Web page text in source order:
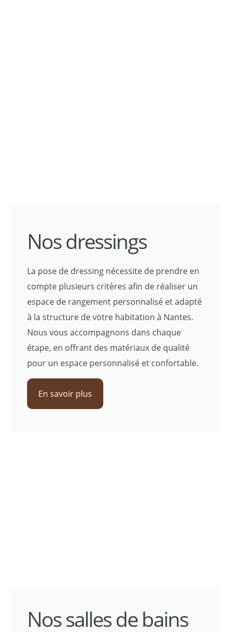
Nos dressings
La pose de dressing nécessite de prendre en
compte plusieurs critères afin de réaliser un
espace de rangement personnalisé et adapté
à la structure de votre habitation à Nantes.
Nous vous accompagnons dans chaque
étape, en offrant des matériaux de qualité
pour un espace personnalisé et confortable.
En savoir plus
Nos salles de bains